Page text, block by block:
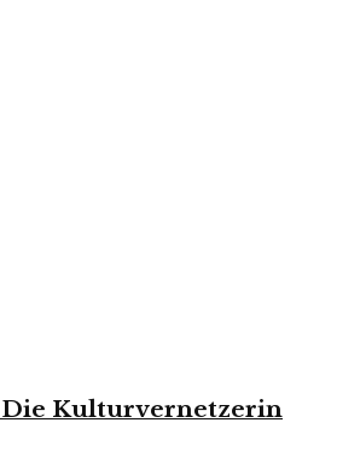
Die Kulturvernetzerin